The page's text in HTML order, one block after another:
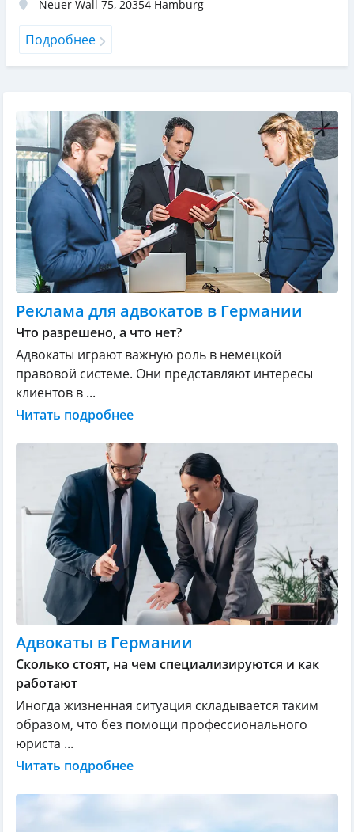
Neuer Wall 75, 20354 Hamburg
Подробнее
Реклама для адвокатов в Германии
Что разрешено, а что нет?
Адвокаты играют важную роль в немецкой
правовой системе. Они представляют интересы
клиентов в ...
Читать подробнее
Адвокаты в Германии
Сколько стоят, на чем специализируются и как
работают
Иногда жизненная ситуация складывается таким
образом, что без помощи профессионального
юриста ...
Читать подробнее